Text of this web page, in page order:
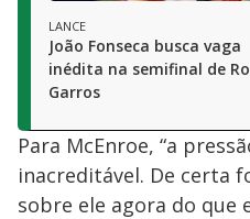
LANCE
João Fonseca busca vaga
inédita na semifinal de
Garros
Para McEnroe, “a
inacreditável. De certa
sobre ele agora do que